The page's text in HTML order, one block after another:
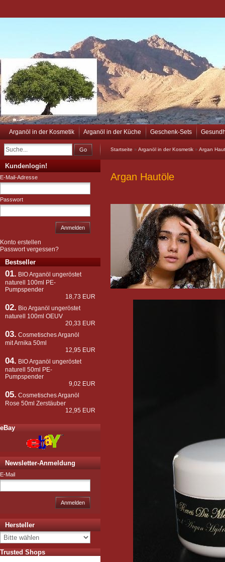
Arganöl in der Kosmetik Arganöl in der Küche Geschenk-Sets
Go Startseite » Arganöl in der Kosmetik » Argan
Argan Hautöle
Kundenlogin!
E-Mail-Adresse
Passwort
Anmelden
Konto erstellen
Passwort vergessen?
Bestseller
01. BIO Arganöl ungeröstet
naturell 100ml PE-
Pumpspender
18,73 EUR
02. Bio Arganöl ungeröstet
naturell 100ml OEUV
20,33 EUR
03. Cosmetisches Arganöl
mit Arnika 50ml
12,95 EUR
04. BIO Arganöl ungeröstet
naturell 50ml PE-
Pumpspender
9,02 EUR
05. Cosmetisches Arganöl
Rose 50ml Zerstäuber
12,95 EUR
eBay
Newsletter-Anmeldung
E-Mail
Anmelden
Hersteller
Trusted Shops